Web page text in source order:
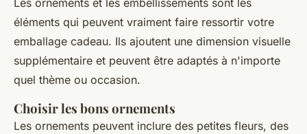
Les ornements et les embellissements sont les
éléments qui peuvent vraiment faire ressortir votre
emballage cadeau. Ils ajoutent une dimension visuelle
supplémentaire et peuvent être adaptés à n'importe
quel thème ou occasion.
Choisir les bons ornements
Les ornements peuvent inclure des petites fleurs, des